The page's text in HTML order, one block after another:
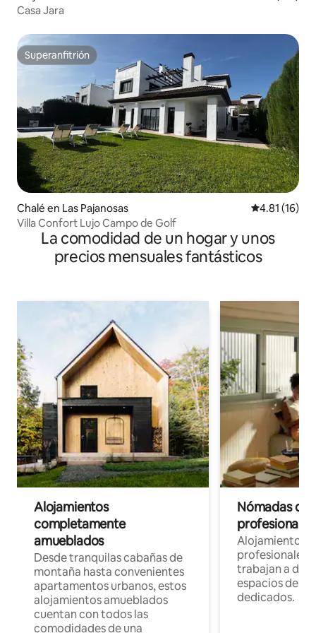
Casa Jara
Superanfitrión
Superanfitrión
Chalé en Las Pajanosas Calificación
4.81 (16)
Villa Confort Lujo Campo de Golf
La comodidad de un hogar y unos
precios mensuales fantásticos
Alojamientos
completamente
amueblados
Desde tranquilas cabañas de
montaña hasta convenientes
apartamentos urbanos, estos
alojamientos amueblados
cuentan con todos las
comodidades de una
Nómadas
Alojamientos
profesionales
trabajan a
espacios de
dedicados.